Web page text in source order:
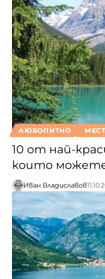
ЛЮБОПИТНО
10 от най-
които
Иван Владиславов